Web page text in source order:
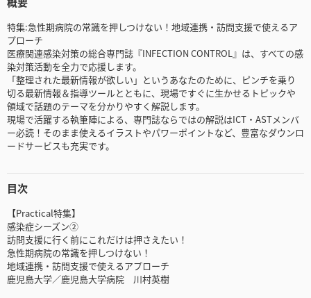
特集:急性期病院の常識を押しつけない！地域連携・訪問支援で使えるア
プローチ
医療関連感染対策の総合専門誌『INFECTION CONTROL』は、すべての感
染対策活動を全力で応援します。
「整理された最新情報が欲しい」というあなたのために、ピンチを乗り
切る最新情報＆指導ツールとともに、現場ですぐに生かせるトピックや
領域で話題のテーマを分かりやすく解説します。
現場で活躍する執筆陣による、専門誌ならではの解説はICT・ASTメンバ
ー必読！そのまま使えるイラストやパワーポイントなど、豊富なダウンロ
ードサービスも充実です。
目次
【Practical特集】
感染症シーズン②
訪問支援に行く前にこれだけは押さえたい！
急性期病院の常識を押しつけない！
地域連携・訪問支援で使えるアプローチ
鹿児島大学／鹿児島大学病院 川村英樹